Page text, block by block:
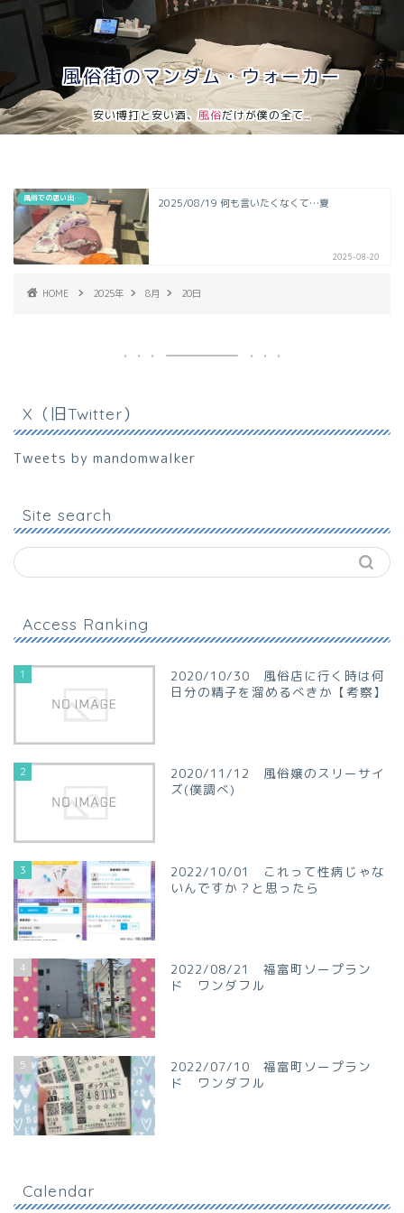
風俗街のマンダム・ウォーカー
安い博打と安い酒、風俗だけが僕の全て…
風俗での思い出… 2025/08/19 何も言いたくなくて…夏
2025-08-20
HOME 2025年 8月 20日
X（旧Twitter）
Tweets by mandomwalker
Site search
Access Ranking
1
2020/10/30 風俗店に行く時は何
日分の精子を溜めるべきか【考察】
2
2020/11/12 風俗嬢のスリーサイ
ズ(僕調べ)
3
2022/10/01 これって性病じゃな
いんですか？と思ったら
4
2022/08/21 福富町ソープラン
ド ワンダフル
5
2022/07/10 福富町ソープラン
ド ワンダフル
Calendar